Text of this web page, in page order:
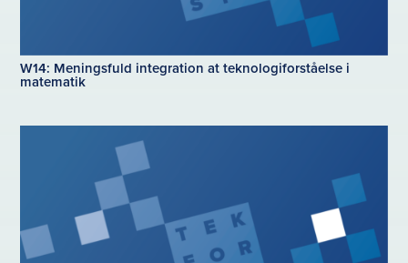
W14: Meningsfuld integration at teknologiforståelse i
matematik